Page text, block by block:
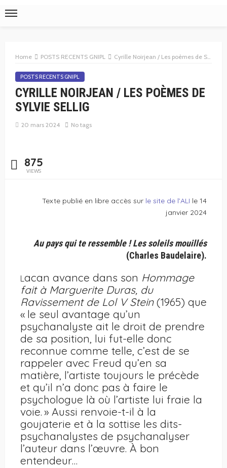
Home POSTS RECENTS GNIPL Cyrille Noirjean / Les poèmes de Sylvie Sellig
POSTS RECENTS GNIPL
CYRILLE NOIRJEAN / LES POÈMES DE
SYLVIE SELLIG
20 mars 2024 No tags
875
VIEWS
Texte publié en libre accès sur le site de l’ALI le 14
janvier 2024
Au pays qui te ressemble ! Les soleils mouillés
(Charles Baudelaire).
Lacan avance dans son Hommage
fait à Marguerite Duras, du
Ravissement de Lol V Stein(1965) que
« le seul avantage qu’un
psychanalyste ait le droit de prendre
de sa position, lui fut-elle donc
reconnue comme telle, c’est de se
rappeler avec Freud qu’en sa
matière, l’artiste toujours le précède
et qu’il n’a donc pas à faire le
psychologue là où l’artiste lui fraie la
voie. » Aussi renvoie-t-il à la
goujaterie et à la sottise les dits-
psychanalystes de psychanalyser
l’auteur dans l’œuvre. À bon
entendeur…